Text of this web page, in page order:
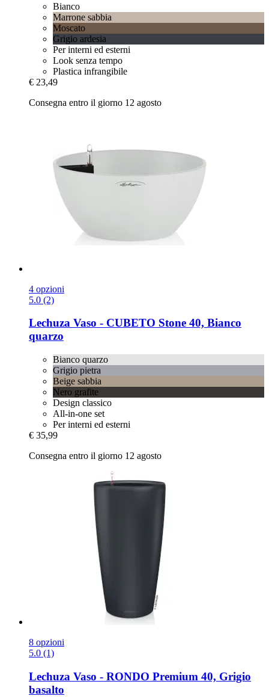
Bianco
Marrone sabbia
Moscato
Grigio ardesia
Per interni ed esterni
Look senza tempo
Plastica infrangibile
€ 23,49
Consegna entro il giorno 12 agosto
4 opzioni
5.0 (2)
Lechuza Vaso -​ CUBETO Stone 40, Bianco
quarzo
Bianco quarzo
Grigio pietra
Beige sabbia
Nero grafite
Design classico
All-in-one set
Per interni ed esterni
€ 35,99
Consegna entro il giorno 12 agosto
8 opzioni
5.0 (1)
Lechuza Vaso -​ RONDO Premium 40, Grigio
basalto